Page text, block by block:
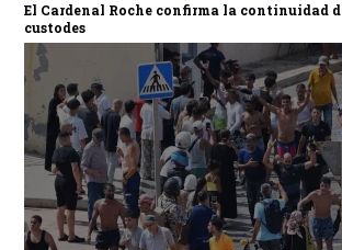
El Cardenal Roche confirma la continuidad
custodes